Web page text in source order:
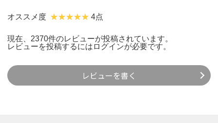
オススメ度 4点
現在、2370件のレビューが投稿されています。
レビューを投稿するには ログインが必要です。
レビューを書く